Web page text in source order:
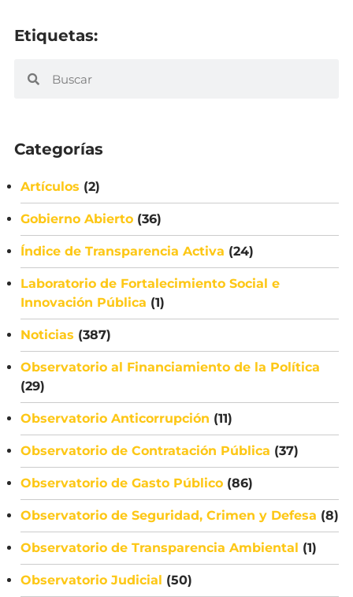
Etiquetas:
Categorías
Artículos (2)
Gobierno Abierto (36)
Índice de Transparencia Activa (24)
Laboratorio de Fortalecimiento Social e
Innovación Pública (1)
Noticias (387)
Observatorio al Financiamiento de la Política
(29)
Observatorio Anticorrupción (11)
Observatorio de Contratación Pública (37)
Observatorio de Gasto Público (86)
Observatorio de Seguridad, Crimen y Defesa (8)
Observatorio de Transparencia Ambiental (1)
Observatorio Judicial (50)